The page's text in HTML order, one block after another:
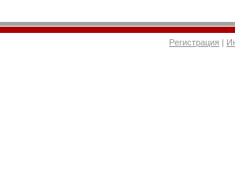
Регистрация |